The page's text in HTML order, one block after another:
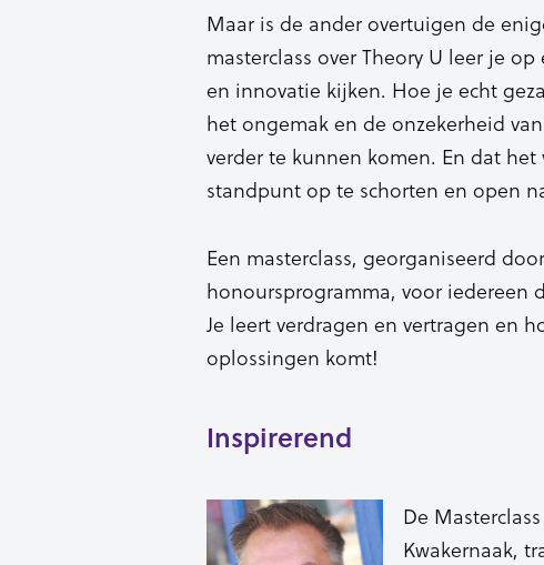
Maar is de ander overtuigen de
masterclass over Theory U leer je
en innovatie kijken. Hoe je echt
het ongemak en de onzekerheid
verder te kunnen komen. En dat
standpunt op te schorten en open
Een masterclass, georganiseerd
honoursprogramma, voor iedereen
Je leert verdragen en vertragen en
oplossingen komt!
Inspirerend
De
Kwakernaak,